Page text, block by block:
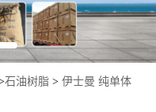
石油树脂 > 伊士曼 纯单体